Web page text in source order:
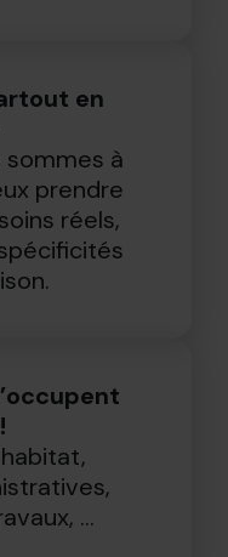
en
sommes à
prendre
réels,
...